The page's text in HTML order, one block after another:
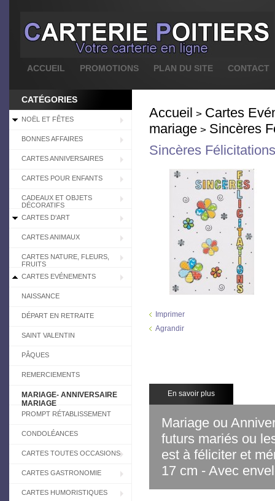
ACCUEIL PROMOTIONS PLAN DU SITE CONTACT
CATÉGORIES
NOËL ET FÊTES
BONNES AFFAIRES
CARTES ANNIVERSAIRES
CARTES POUR ENFANTS
CADEAUX ET OBJETS
DÉCORATIFS
CARTES D'ART
CARTES ANIMAUX
CARTES NATURE, FLEURS,
FRUITS
CARTES EVÉNEMENTS
NAISSANCE
DÉPART EN RETRAITE
SAINT VALENTIN
PÂQUES
REMERCIEMENTS
MARIAGE- ANNIVERSAIRE
MARIAGE
PROMPT RÉTABLISSEMENT
CONDOLÉANCES
CARTES TOUTES OCCASIONS
CARTES GASTRONOMIE
CARTES HUMORISTIQUES
Accueil > Cartes
mariage > Sincères
Sincères
Imprimer
Agrandir
En savoir plus
Mariage ou
futurs mariés ou
est à féliciter et
17 cm - Avec